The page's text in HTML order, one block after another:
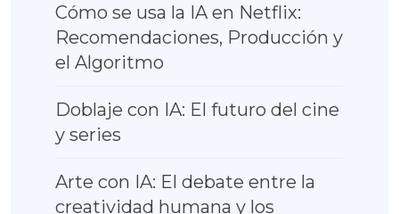
Cómo se usa la IA en Netflix:
Recomendaciones, Producción y
el Algoritmo
Doblaje con IA: El futuro del cine
y series
Arte con IA: El debate entre la
creatividad humana y los